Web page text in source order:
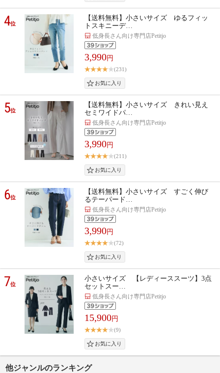
4位
【送料無料】小さいサイズ ゆるフィッ
トスキニーデ…
低身長さん向け専門店Petitjo
3,990円
(231)
5位
【送料無料】小さいサイズ きれい見え
セミワイドパ…
低身長さん向け専門店Petitjo
3,990円
(211)
6位
【送料無料】小さいサイズ すごく伸び
るテーパード…
低身長さん向け専門店Petitjo
3,990円
(72)
7位
小さいサイズ 【レディーススーツ】3点
セットスー…
低身長さん向け専門店Petitjo
15,900円
(9)
他ジャンルのランキング